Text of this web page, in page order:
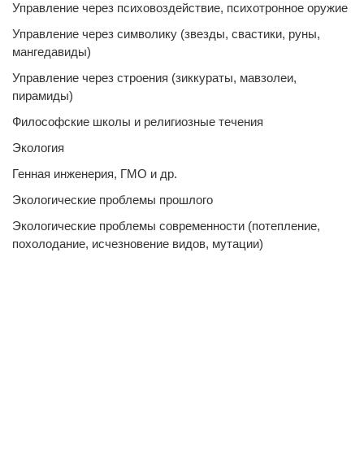
Управление через психовоздействие, психотронное оружие
Управление через символику (звезды, свастики, руны,
мангедавиды)
Управление через строения (зиккураты, мавзолеи,
пирамиды)
Философские школы и религиозные течения
Экология
Генная инженерия, ГМО и др.
Экологические проблемы прошлого
Экологические проблемы современности (потепление,
похолодание, исчезновение видов, мутации)